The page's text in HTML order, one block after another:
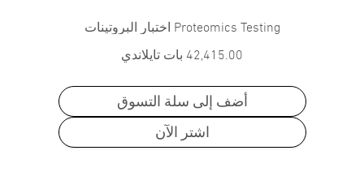
Proteomics Testing اختبار البروتينات
42,415.00 بات تايلاندي
أضف إلى سلة التسوق
اشتر الآن